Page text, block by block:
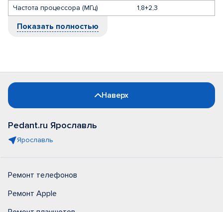
Частота процессора (МГц)
1,8+2,3
Показать полностью
Наверх
Pedant.ru Ярославль
Ярославль
Ремонт телефонов
Ремонт Apple